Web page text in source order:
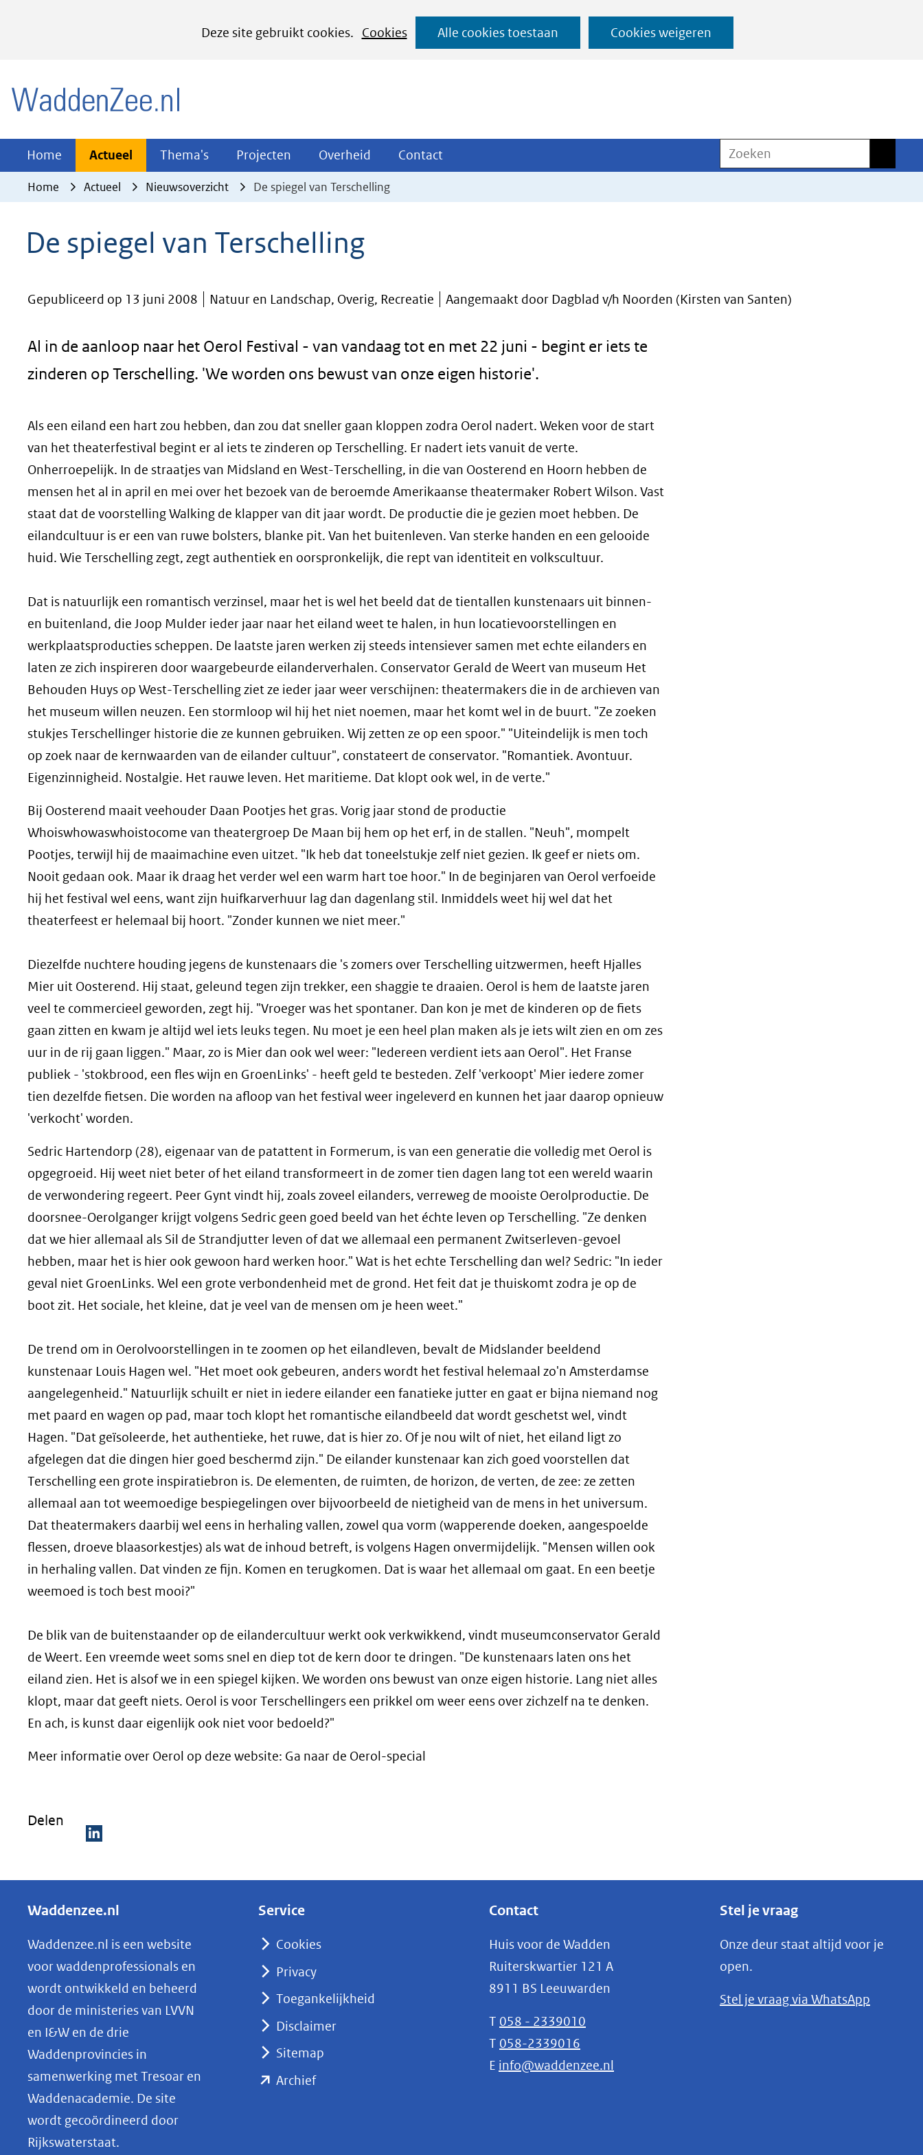
Deze site gebruikt cookies.
Cookies
het
cookies
website
worden
Alle cookies toestaan Cookies weigeren
Ga
naar
Home Actueel Actueel
Uitklappen
Thema's Thema's
Uitklappen
Projecten Projecten
Uitklappen
Overheid Overheid
Uitklappen
Contact
Uitklappen
Zoeken
Home Actueel Nieuwsoverzicht De spiegel van Terschelling
De spiegel van Terschelling
Gepubliceerd op 13 juni 2008 Natuur en Landschap, Overig, Recreatie Aangemaakt door Dagblad v/h Noorden (Kirsten van Santen)
Al in de aanloop naar het Oerol Festival - van vandaag tot en met 22 juni - begint er iets te
zinderen op Terschelling. 'We worden ons bewust van onze eigen historie'.
Als een eiland een hart zou hebben, dan zou dat sneller gaan kloppen zodra Oerol nadert. Weken voor de start
van het theaterfestival begint er al iets te zinderen op Terschelling. Er nadert iets vanuit de verte.
Onherroepelijk. In de straatjes van Midsland en West-Terschelling, in die van Oosterend en Hoorn hebben de
mensen het al in april en mei over het bezoek van de beroemde Amerikaanse theatermaker Robert Wilson. Vast
staat dat de voorstelling Walking de klapper van dit jaar wordt. De productie die je gezien moet hebben. De
eilandcultuur is er een van ruwe bolsters, blanke pit. Van het buitenleven. Van sterke handen en een gelooide
huid. Wie Terschelling zegt, zegt authentiek en oorspronkelijk, die rept van identiteit en volkscultuur.
Dat is natuurlijk een romantisch verzinsel, maar het is wel het beeld dat de tientallen kunstenaars uit binnen-
en buitenland, die Joop Mulder ieder jaar naar het eiland weet te halen, in hun locatievoorstellingen en
werkplaatsproducties scheppen. De laatste jaren werken zij steeds intensiever samen met echte eilanders en
laten ze zich inspireren door waargebeurde eilanderverhalen. Conservator Gerald de Weert van museum Het
Behouden Huys op West-Terschelling ziet ze ieder jaar weer verschijnen: theatermakers die in de archieven van
het museum willen neuzen. Een stormloop wil hij het niet noemen, maar het komt wel in de buurt. "Ze zoeken
stukjes Terschellinger historie die ze kunnen gebruiken. Wij zetten ze op een spoor." "Uiteindelijk is men toch
op zoek naar de kernwaarden van de eilander cultuur", constateert de conservator. "Romantiek. Avontuur.
Eigenzinnigheid. Nostalgie. Het rauwe leven. Het maritieme. Dat klopt ook wel, in de verte."
Bij Oosterend maait veehouder Daan Pootjes het gras. Vorig jaar stond de productie
Whoiswhowaswhoistocome van theatergroep De Maan bij hem op het erf, in de stallen. "Neuh", mompelt
Pootjes, terwijl hij de maaimachine even uitzet. "Ik heb dat toneelstukje zelf niet gezien. Ik geef er niets om.
Nooit gedaan ook. Maar ik draag het verder wel een warm hart toe hoor." In de beginjaren van Oerol verfoeide
hij het festival wel eens, want zijn huifkarverhuur lag dan dagenlang stil. Inmiddels weet hij wel dat het
theaterfeest er helemaal bij hoort. "Zonder kunnen we niet meer."
Diezelfde nuchtere houding jegens de kunstenaars die 's zomers over Terschelling uitzwermen, heeft Hjalles
Mier uit Oosterend. Hij staat, geleund tegen zijn trekker, een shaggie te draaien. Oerol is hem de laatste jaren
veel te commercieel geworden, zegt hij. "Vroeger was het spontaner. Dan kon je met de kinderen op de fiets
gaan zitten en kwam je altijd wel iets leuks tegen. Nu moet je een heel plan maken als je iets wilt zien en om zes
uur in de rij gaan liggen." Maar, zo is Mier dan ook wel weer: "Iedereen verdient iets aan Oerol". Het Franse
publiek - 'stokbrood, een fles wijn en GroenLinks' - heeft geld te besteden. Zelf 'verkoopt' Mier iedere zomer
tien dezelfde fietsen. Die worden na afloop van het festival weer ingeleverd en kunnen het jaar daarop opnieuw
'verkocht' worden.
Sedric Hartendorp (28), eigenaar van de patattent in Formerum, is van een generatie die volledig met Oerol is
opgegroeid. Hij weet niet beter of het eiland transformeert in de zomer tien dagen lang tot een wereld waarin
de verwondering regeert. Peer Gynt vindt hij, zoals zoveel eilanders, verreweg de mooiste Oerolproductie. De
doorsnee-Oerolganger krijgt volgens Sedric geen goed beeld van het échte leven op Terschelling. "Ze denken
dat we hier allemaal als Sil de Strandjutter leven of dat we allemaal een permanent Zwitserleven-gevoel
hebben, maar het is hier ook gewoon hard werken hoor." Wat is het echte Terschelling dan wel? Sedric: "In ieder
geval niet GroenLinks. Wel een grote verbondenheid met de grond. Het feit dat je thuiskomt zodra je op de
boot zit. Het sociale, het kleine, dat je veel van de mensen om je heen weet."
De trend om in Oerolvoorstellingen in te zoomen op het eilandleven, bevalt de Midslander beeldend
kunstenaar Louis Hagen wel. "Het moet ook gebeuren, anders wordt het festival helemaal zo'n Amsterdamse
aangelegenheid." Natuurlijk schuilt er niet in iedere eilander een fanatieke jutter en gaat er bijna niemand nog
met paard en wagen op pad, maar toch klopt het romantische eilandbeeld dat wordt geschetst wel, vindt
Hagen. "Dat geïsoleerde, het authentieke, het ruwe, dat is hier zo. Of je nou wilt of niet, het eiland ligt zo
afgelegen dat die dingen hier goed beschermd zijn." De eilander kunstenaar kan zich goed voorstellen dat
Terschelling een grote inspiratiebron is. De elementen, de ruimten, de horizon, de verten, de zee: ze zetten
allemaal aan tot weemoedige bespiegelingen over bijvoorbeeld de nietigheid van de mens in het universum.
Dat theatermakers daarbij wel eens in herhaling vallen, zowel qua vorm (wapperende doeken, aangespoelde
flessen, droeve blaasorkestjes) als wat de inhoud betreft, is volgens Hagen onvermijdelijk. "Mensen willen ook
in herhaling vallen. Dat vinden ze fijn. Komen en terugkomen. Dat is waar het allemaal om gaat. En een beetje
weemoed is toch best mooi?"
De blik van de buitenstaander op de eilandercultuur werkt ook verkwikkend, vindt museumconservator Gerald
de Weert. Een vreemde weet soms snel en diep tot de kern door te dringen. "De kunstenaars laten ons het
eiland zien. Het is alsof we in een spiegel kijken. We worden ons bewust van onze eigen historie. Lang niet alles
klopt, maar dat geeft niets. Oerol is voor Terschellingers een prikkel om weer eens over zichzelf na te denken.
En ach, is kunst daar eigenlijk ook niet voor bedoeld?"
Meer informatie over Oerol op deze website: Ga naar de Oerol-special
Delen
e
e
n
o
p
L
k
e
d
I
n
Waddenzee.nl
Waddenzee.nl is een website
voor waddenprofessionals en
wordt ontwikkeld en beheerd
door de ministeries van LVVN
en I&W en de drie
Waddenprovincies in
samenwerking met Tresoar en
Waddenacademie. De site
wordt gecoördineerd door
Rijkswaterstaat.
Service
Cookies
Privacy
Toegankelijkheid
Disclaimer
Sitemap
Archief(opent
Contact
Huis voor de Wadden
Ruiterskwartier 121 A
8911 BS Leeuwarden
T 058 - 2339010
T 058-2339016
E info@waddenzee.nl
Stel je vraag
Onze deur staat altijd voor je
open.
Stel je vraag via WhatsApp